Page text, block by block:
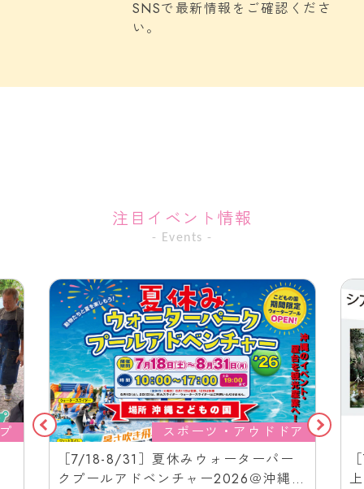
SNSで最新情報をご確認くださ
い。
注目イベント情報
- Events -
スポーツ・アウドドア
［7/18-8/31］夏休みウォーターパー
クプールアドベンチャー2026＠沖縄こ